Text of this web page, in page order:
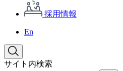
採用情報
En
サイト内検索